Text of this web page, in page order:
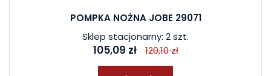
POMPKA NOŻNA JOBE 29071
Sklep stacjonarny: 2 szt.
105,09 zł 120,10 zł